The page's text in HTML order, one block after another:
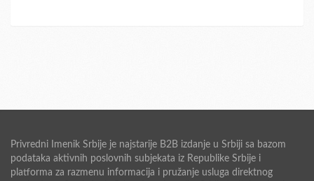
Privredni Imenik Srbije je najstarije B2B izdanje u Srbiji sa bazom
podataka aktivnih poslovnih subjekata iz Republike Srbije i
platforma za razmenu informacija i pružanje usluga direktnog